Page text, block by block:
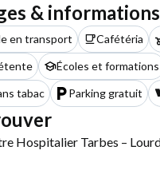
& informations
en transport Cafétéria
Écoles et formations
tabac
Parking gratuit